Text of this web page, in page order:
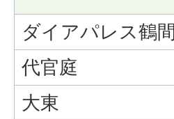
ダイアパレス鶴間
代官庭
大東